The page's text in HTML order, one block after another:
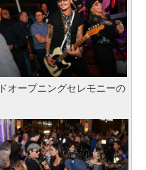
オープニングセレモニーの